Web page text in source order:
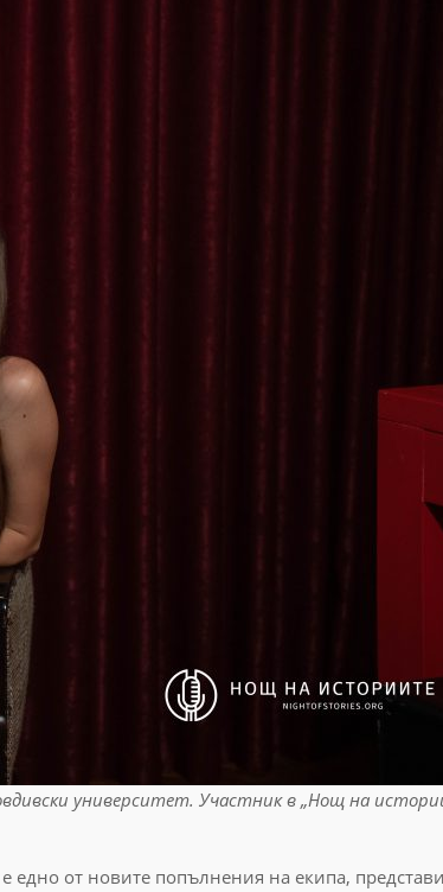
университет. Участник в „Нощ на
едно от новите попълнения на екипа,